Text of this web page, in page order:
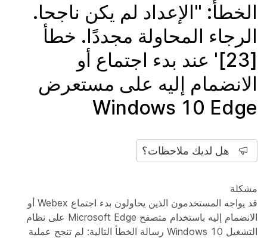
الخطأ: "الإعداد لم يكن ناجحا.
الرجاء المحاولة مجددًا. خطأ
[23]' عند بدء اجتماع أو
الانضمام إليه على مستعرض
Windows 10 Edge
هل لديك ملاحظات؟
مشكلة
قد يواجه المستخدمون الذين يحاولون بدء اجتماع Webex أو
الانضمام إليه باستخدام متصفح Microsoft Edge على نظام
التشغيل Windows 10 رسالة الخطأ التالية: لم تنجح عملية